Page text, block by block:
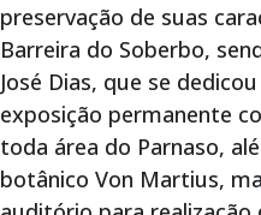
preservação de suas
Barreira do Soberbo,
José Dias, que se
exposição permanente
toda área do Parnaso,
botânico Von Martius,